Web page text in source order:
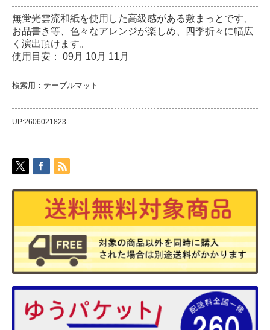
無蛍光雲流和紙を使用した高級感がある敷まっとです、
お品書き等、色々なアレンジが楽しめ、四季折々に幅広
く演出頂けます。
使用目安： 09月 10月 11月
検索用：テーブルマット
UP:2606021823